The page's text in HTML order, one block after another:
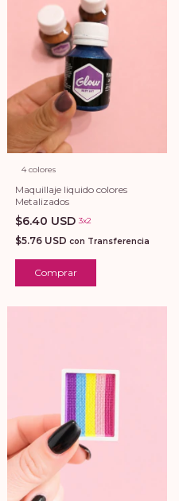
4 colores
Maquillaje liquido colores
Metalizados
$6.40 USD 3x2
$5.76 USD con Transferencia
Comprar